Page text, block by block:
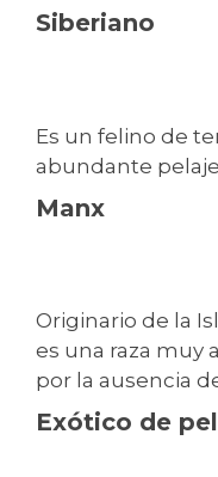
Siberiano
Es un felino de
abundante
Manx
Originario de la
es una raza muy
por la ausencia
Exótico de